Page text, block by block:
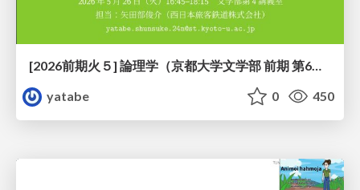
[2026前期火５] 論理学（京都大学文学部 前期 第6回）「かつとまたはの規則」
yatabe
0 450